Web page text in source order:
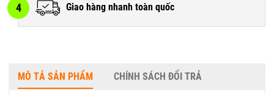
4 Giao hàng nhanh toàn quốc
MÔ TẢ SẢN PHẨM CHÍNH SÁCH ĐỔI TRẢ